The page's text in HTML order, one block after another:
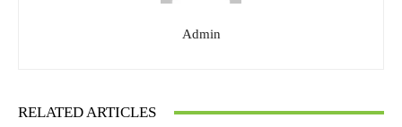
Admin
RELATED ARTICLES